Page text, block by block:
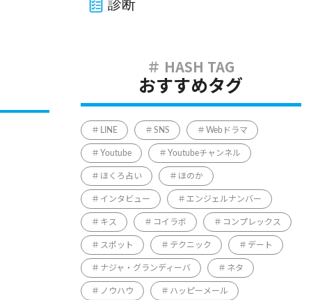
診断
おすすめタグ
LINE SNS Webドラマ
Youtube Youtubeチャンネル
ほくろ占い ほのか
インタビュー エンジェルナンバー
キス コイラボ コンプレックス
スポット テクニック デート
ナジャ・グランディーバ ネタ
ノウハウ ハッピーメール